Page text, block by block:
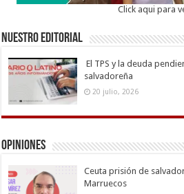
Click aqui para
Nuestro Editorial
El TPS y la deuda
salvadoreña
20 julio, 2026
Opiniones
Ceuta prisión de
Marruecos